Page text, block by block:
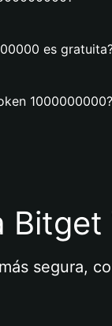
es
1000000000?
segura,